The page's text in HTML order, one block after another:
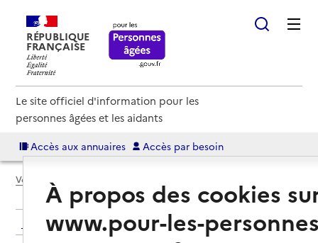
RÉPUBLIQUE
FRANÇAISE
Le site officiel d'information pour les
personnes âgées et les aidants
Accès aux annuaires Accès par besoin
Voir le fil d’Ariane
Retour aux résultats de l'annuaire
À propos des cookies
www.pour-les-